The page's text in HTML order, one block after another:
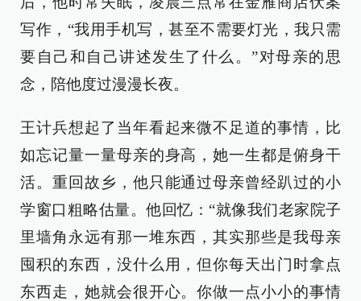
写作，“我用手机写，甚至不需要灯光，我只需
要自己和自己讲述发生了什么。”对母亲的思
念，陪他度过漫漫长夜。
王计兵想起了当年看起来微不足道的事情，比
如忘记量一量母亲的身高，她一生都是俯身干
活。重回故乡，他只能通过母亲曾经趴过的小
学窗口粗略估量。他回忆：“就像我们老家院子
里墙角永远有那一堆东西，其实那些是我母亲
囤积的东西，没什么用，但你每天出门时拿点
东西走，她就会很开心。你做一点小小的事情